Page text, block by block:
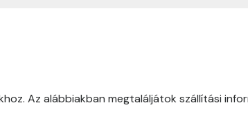
Az alábbiakban megtaláljátok szállítási